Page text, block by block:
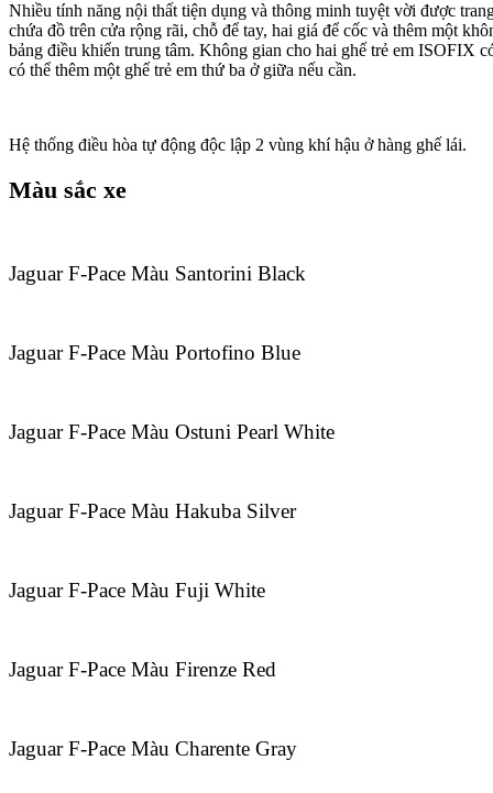
Nhiều tính năng nội thất tiện dụng và thông minh tuyệt vời được
chứa đồ trên cửa rộng rãi, chỗ để tay, hai giá để cốc và thêm một
bảng điều khiển trung tâm. Không gian cho hai ghế trẻ em ISOFIX
có thể thêm một ghế trẻ em thứ ba ở giữa nếu cần.
Hệ thống điều hòa tự động độc lập 2 vùng khí hậu ở hàng ghế lái.
Màu sắc xe
Jaguar F-Pace Màu Santorini Black
Jaguar F-Pace Màu Portofino Blue
Jaguar F-Pace Màu Ostuni Pearl White
Jaguar F-Pace Màu Hakuba Silver
Jaguar F-Pace Màu Fuji White
Jaguar F-Pace Màu Firenze Red
Jaguar F-Pace Màu Charente Gray